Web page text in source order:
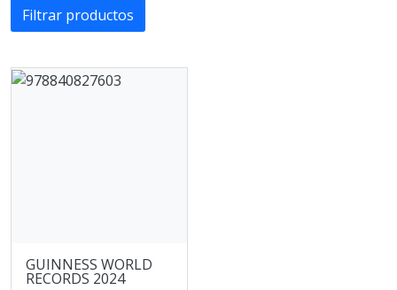
Filtrar productos
GUINNESS WORLD
RECORDS 2024